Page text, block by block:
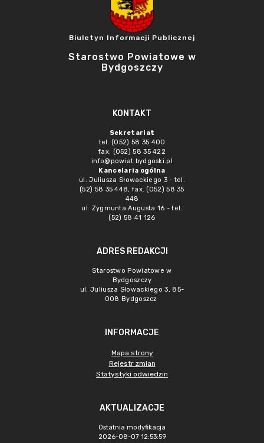
Biuletyn Informacji Publicznej
Starostwo Powiatowe w
Bydgoszczy
KONTAKT
Sekretariat
tel. (052) 58 35 400
fax. (052) 58 35 422
info@powiat.bydgoski.pl
Kancelaria ogólna
ul. Juliusza Słowackiego 3 - tel.
(52) 58 35 448, fax. (052) 58 35
448
ul. Zygmunta Augusta 16 - tel.
(52) 58 41 126
ADRES REDAKCJI
Starostwo Powiatowe w
Bydgoszczy
ul. Juliusza Słowackiego 3, 85-
008 Bydgoszcz
INFORMACJE
Mapa strony
Rejestr zmian
Statystyki odwiedzin
AKTUALIZACJE
Ostatnia modyfikacja
2026-08-07 12:53:59